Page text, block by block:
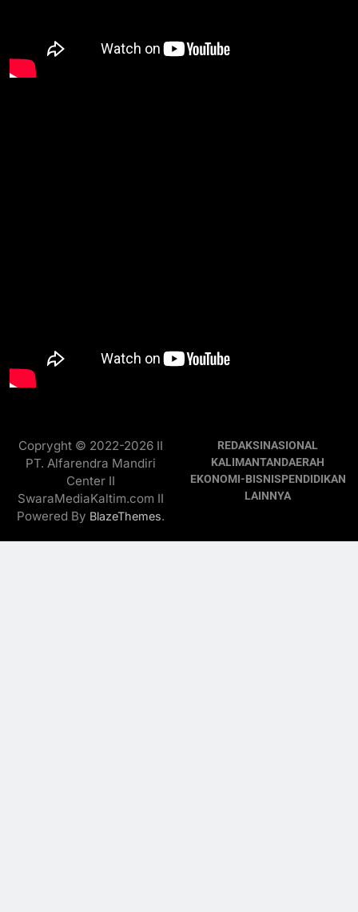
Copryght © 2022-2026 II
PT. Alfarendra Mandiri
Center II
SwaraMediaKaltim.com II
Powered By BlazeThemes.
REDAKSINASIONAL
KALIMANTANDAERAH
EKONOMI-BISNISPENDIDIKAN
LAINNYA